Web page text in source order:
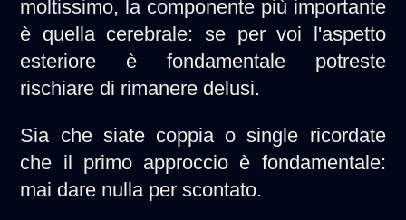
moltissimo, la componente più importante
è quella cerebrale: se per voi l'aspetto
esteriore è fondamentale potreste
rischiare di rimanere delusi.
Sia che siate coppia o single ricordate
che il primo approccio è fondamentale:
mai dare nulla per scontato.